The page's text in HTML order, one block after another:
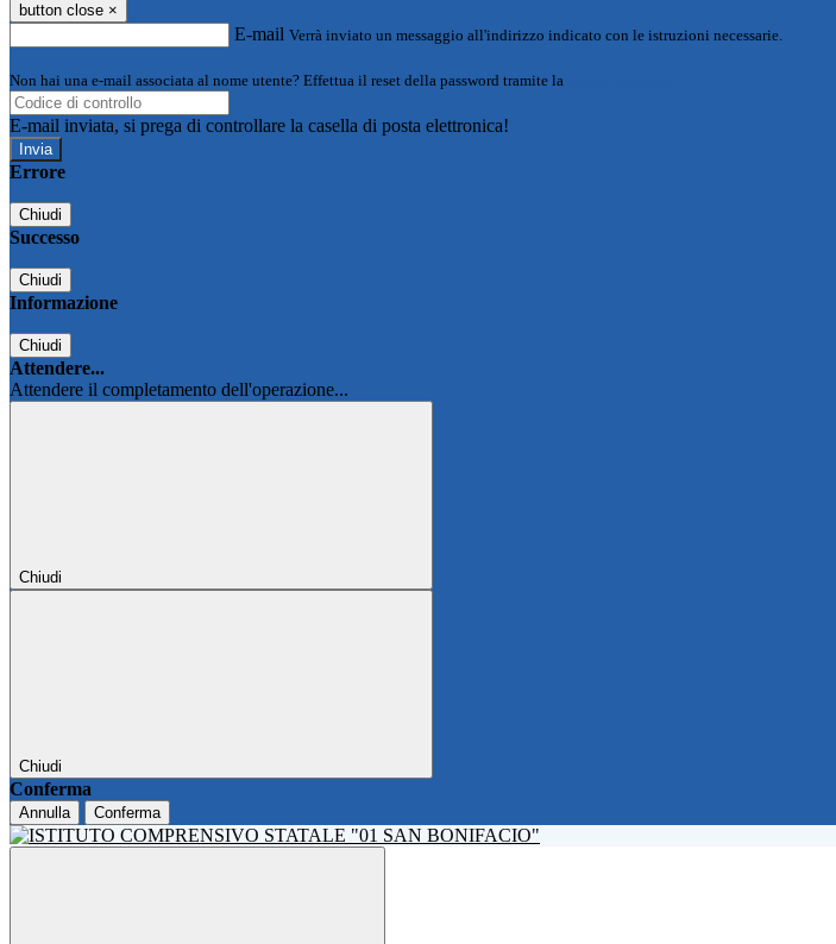
button close ×
E-mail Verrà inviato un messaggio all'indirizzo indicato con le istruzioni necessarie.
Non hai una e-mail associata al nome utente? Effettua il reset della password tramite la
E-mail inviata, si prega di controllare la casella di posta elettronica!
Errore
Chiudi
Successo
Chiudi
Informazione
Chiudi
Attendere...
Attendere il completamento dell'operazione...
Chiudi
Chiudi
Conferma
Annulla Conferma